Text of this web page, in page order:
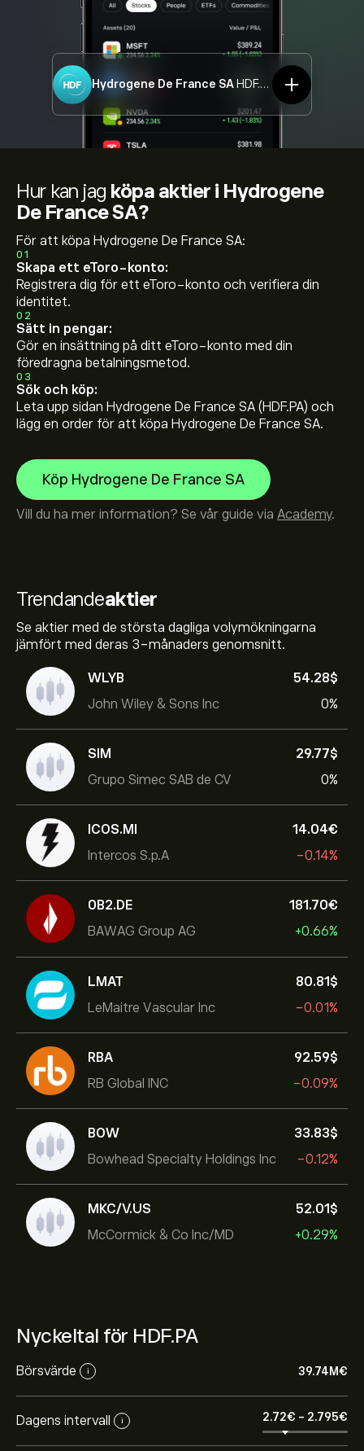
Hydrogene De France SA HDF.PA
Trendandeaktier
Se aktier med de största dagliga volymökningarna
jämfört med deras 3-månaders genomsnitt.
WLYB
John Wiley & Sons Inc
54.28‎$‎
0%
SIM
Grupo Simec SAB de CV
29.77‎$‎
0%
ICOS.MI
Intercos S.p.A
14.04‎€‎
-0.14%
0B2.DE
BAWAG Group AG
181.70‎€‎
+0.66%
LMAT
LeMaitre Vascular Inc
80.81‎$‎
-0.01%
RBA
RB Global INC
92.59‎$‎
-0.09%
BOW
Bowhead Specialty Holdings Inc
33.83‎$‎
-0.12%
MKC/V.US
McCormick & Co Inc/MD
52.01‎$‎
+0.29%
Nyckeltal för HDF.PA
Börsvärde i 39.74M‎€‎
Dagens intervall i 2.72‎€‎ - 2.795‎€‎
Hur kan jag köpa aktier i Hydrogene
De France SA?
För att köpa Hydrogene De France SA:
01
Skapa ett eToro-konto:
Registrera dig för ett eToro-konto och verifiera din
identitet.
02
Sätt in pengar:
Gör en insättning på ditt eToro-konto med din
föredragna betalningsmetod.
03
Sök och köp:
Leta upp sidan Hydrogene De France SA (HDF.PA) och
lägg en order för att köpa Hydrogene De France SA.
Köp Hydrogene De France SA
Vill du ha mer information? Se vår guide via Academy.